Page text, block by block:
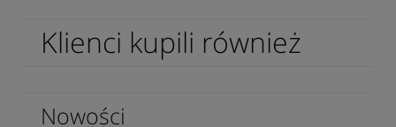
Klienci kupili również
Nowości